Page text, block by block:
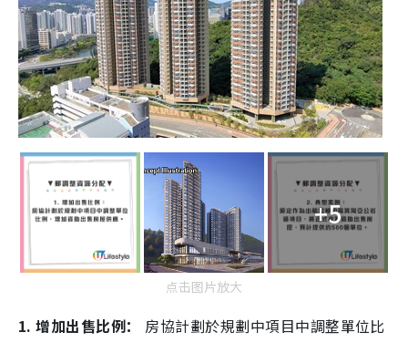
+5
点击图片放大
1. 增加出售比例：
房協計劃於規劃中項目中調整單位比